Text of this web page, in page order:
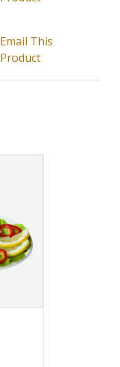
Email This
Product